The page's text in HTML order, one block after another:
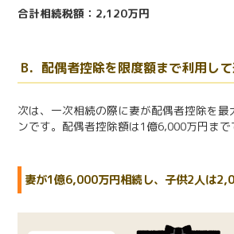
合計相続税額：2,120万円
B．配偶者控除を限度額まで利用し
次は、一次相続の際に妻が配偶者控除を最
ンです。配偶者控除額は1億6,000万円まで
妻が1億6,000万円相続し、子供2人は